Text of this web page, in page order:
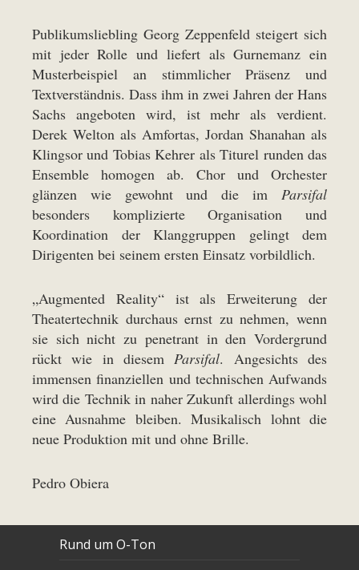
Publikumsliebling Georg Zeppenfeld steigert sich
mit jeder Rolle und liefert als Gurnemanz ein
Musterbeispiel an stimmlicher Präsenz und
Textverständnis. Dass ihm in zwei Jahren der Hans
Sachs angeboten wird, ist mehr als verdient.
Derek Welton als Amfortas, Jordan Shanahan als
Klingsor und Tobias Kehrer als Titurel runden das
Ensemble homogen ab. Chor und Orchester
glänzen wie gewohnt und die im Parsifal
besonders komplizierte Organisation und
Koordination der Klanggruppen gelingt dem
Dirigenten bei seinem ersten Einsatz vorbildlich.
„Augmented Reality“ ist als Erweiterung der
Theatertechnik durchaus ernst zu nehmen, wenn
sie sich nicht zu penetrant in den Vordergrund
rückt wie in diesem Parsifal. Angesichts des
immensen finanziellen und technischen Aufwands
wird die Technik in naher Zukunft allerdings wohl
eine Ausnahme bleiben. Musikalisch lohnt die
neue Produktion mit und ohne Brille.
Pedro Obiera
Rund um O-Ton